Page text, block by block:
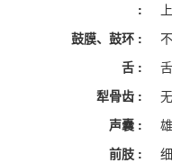
:
鼓膜、鼓环 :
舌 :
犁骨齿 :
声囊 :
前肢 :